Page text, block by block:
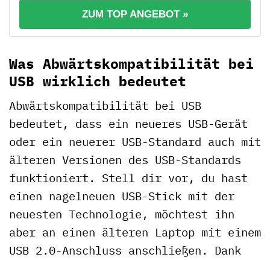
ZUM TOP ANGEBOT »
Was Abwärtskompatibilität bei
USB wirklich bedeutet
Abwärtskompatibilität bei USB
bedeutet, dass ein neueres USB-Gerät
oder ein neuerer USB-Standard auch mit
älteren Versionen des USB-Standards
funktioniert. Stell dir vor, du hast
einen nagelneuen USB-Stick mit der
neuesten Technologie, möchtest ihn
aber an einen älteren Laptop mit einem
USB 2.0-Anschluss anschließen. Dank